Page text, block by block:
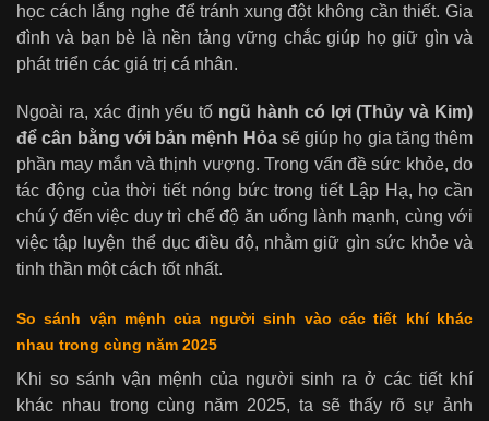
học cách lắng nghe để tránh xung đột không cần thiết. Gia
đình và bạn bè là nền tảng vững chắc giúp họ giữ gìn và
phát triển các giá trị cá nhân.
Ngoài ra, xác định yếu tố ngũ hành có lợi (Thủy và Kim)
để cân bằng với bản mệnh Hỏasẽ giúp họ gia tăng thêm
phần may mắn và thịnh vượng. Trong vấn đề sức khỏe, do
tác động của thời tiết nóng bức trong tiết Lập Hạ, họ cần
chú ý đến việc duy trì chế độ ăn uống lành mạnh, cùng với
việc tập luyện thể dục điều độ, nhằm giữ gìn sức khỏe và
tinh thần một cách tốt nhất.
So sánh vận mệnh của người sinh vào các tiết khí khác
nhau trong cùng năm 2025
Khi so sánh vận mệnh của người sinh ra ở các tiết khí
khác nhau trong cùng năm 2025, ta sẽ thấy rõ sự ảnh